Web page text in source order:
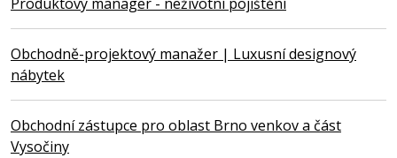
Obchodně-projektový manažer | Luxusní designový
nábytek
Obchodní zástupce pro oblast Brno venkov a část
Vysočiny